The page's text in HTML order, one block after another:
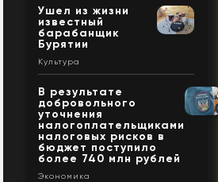
Ушел из жизни
известный
барабанщик
Бурятии
Культура
В результате
добровольного
уточнения
налогоплательщиками
налоговых рисков в
бюджет поступило
более 740 млн рублей
Экономика